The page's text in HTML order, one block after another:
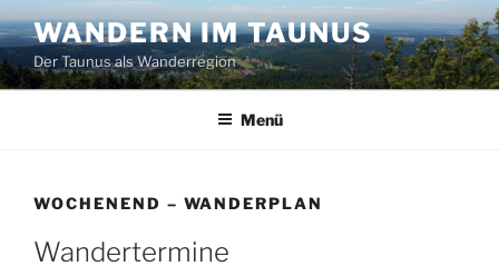
Inhalt
springen
WANDERN IM TAUNUS
Der Taunus als Wanderregion
Menü
WOCHENEND – WANDERPLAN
Wandertermine